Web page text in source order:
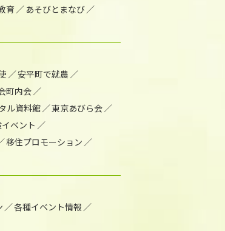
育
あそびとまなび
安平町で就農
町内会
ル資料館
東京あびら会
ベント
移住プロモーション
各種イベント情報